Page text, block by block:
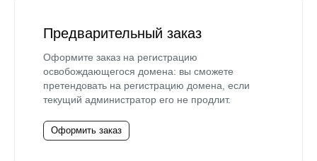
Предварительный заказ
Оформите заказ на регистрацию
освобождающегося домена: вы сможете
претендовать на регистрацию домена, если
текущий администратор его не продлит.
Оформить заказ